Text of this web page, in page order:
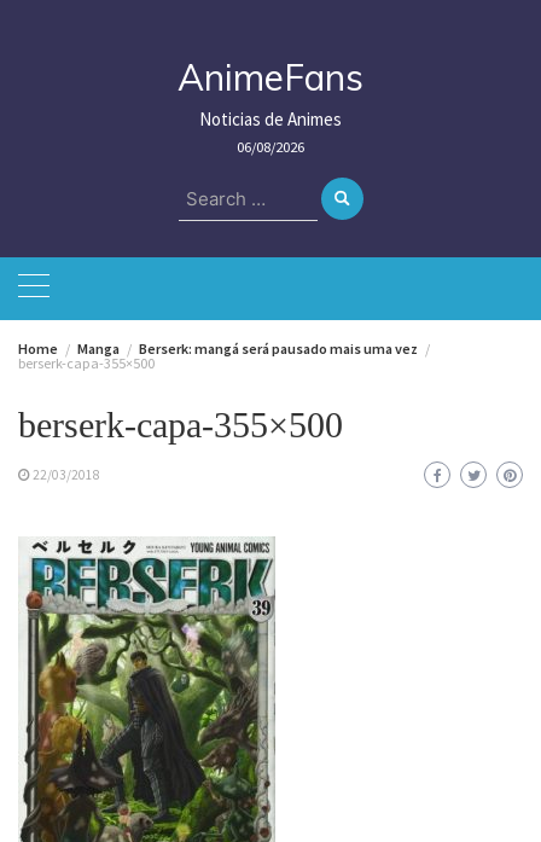
AnimeFans
Noticias de Animes
06/08/2026
Search
for:
Home Manga
Berserk: mangá será pausado mais uma vez
berserk-capa-355×500
berserk-capa-355×500
22/03/2018